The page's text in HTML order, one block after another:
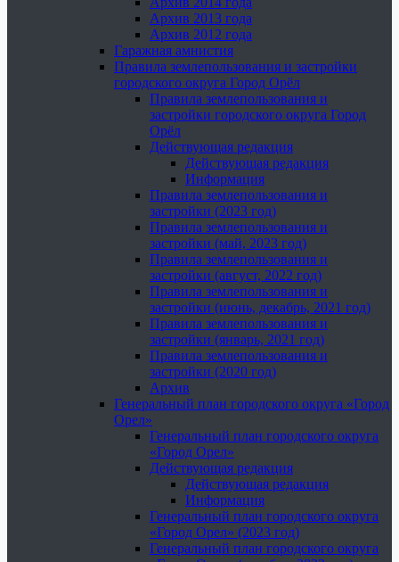
Архив 2013 года
Архив 2012 года
Гаражная амнистия
Правила землепользования и застройки
городского округа Город Орёл
Правила землепользования и
застройки городского округа Город
Орёл
Действующая редакция
Действующая редакция
Информация
Правила землепользования и
застройки (2023 год)
Правила землепользования и
застройки (май, 2023 год)
Правила землепользования и
застройки (август, 2022 год)
Правила землепользования и
застройки (июнь, декабрь, 2021 год)
Правила землепользования и
застройки (январь, 2021 год)
Правила землепользования и
застройки (2020 год)
Архив
Генеральный план городского округа «Город
Орел»
Генеральный план городского округа
«Город Орел»
Действующая редакция
Действующая редакция
Информация
Генеральный план городского округа
«Город Орел» (2023 год)
Генеральный план городского округа